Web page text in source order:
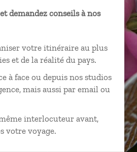
demandez conseils à nos
votre itinéraire au plus
et de la réalité du pays.
à face ou depuis nos studios
mais aussi par email ou
interlocuteur avant,
votre voyage.